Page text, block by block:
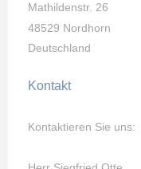
Mathildenstr. 26
48529 Nordhorn
Deutschland
Kontakt
Kontaktieren Sie uns: